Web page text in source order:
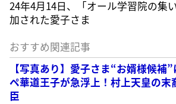
24年4月14日、「オール学習院の集
加された愛子さま
おすすめ関連記事
【写真あり】愛子さま“お婿様候補
ペ華道王子が急浮上！村上天皇の末
臣